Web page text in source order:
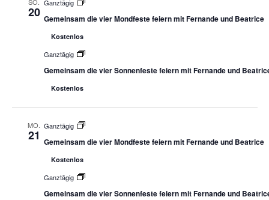
SO.
20
Ganztägig
Gemeinsam die vier Mondfeste feiern mit Fernande und Beatrice
Kostenlos
Ganztägig
Gemeinsam die vier Sonnenfeste feiern mit Fernande und
Kostenlos
MO.
21
Ganztägig
Gemeinsam die vier Mondfeste feiern mit Fernande und Beatrice
Kostenlos
Ganztägig
Gemeinsam die vier Sonnenfeste feiern mit Fernande und